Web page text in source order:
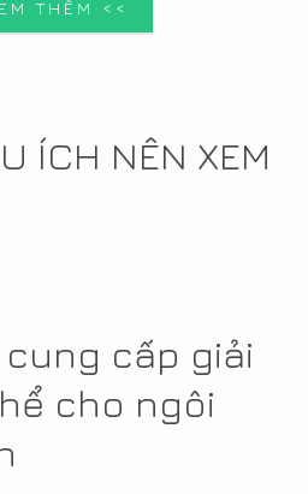
THÊM <<
ÍCH NÊN XEM
cung cấp giải
cho ngôi